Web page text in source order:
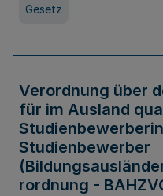
Gesetz
Verordnung über
für im Ausland
Studienbewerber
rordnung -